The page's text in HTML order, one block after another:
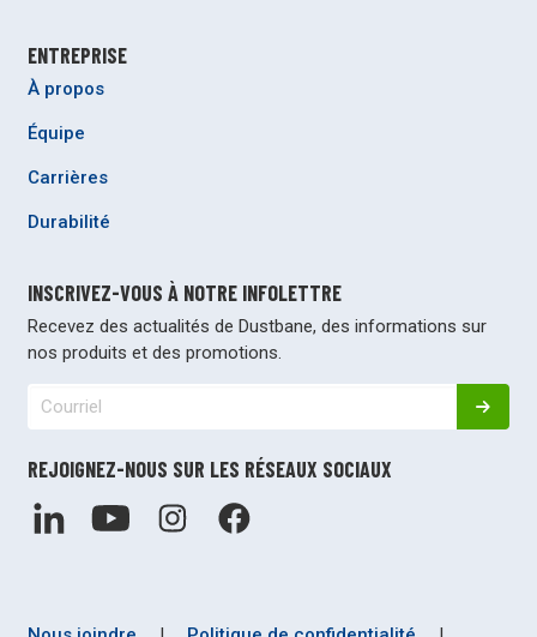
ENTREPRISE
À propos
Équipe
Carrières
Durabilité
INSCRIVEZ-VOUS À NOTRE INFOLETTRE
Recevez des actualités de Dustbane, des informations sur
nos produits et des promotions.
REJOIGNEZ-NOUS SUR LES RÉSEAUX SOCIAUX